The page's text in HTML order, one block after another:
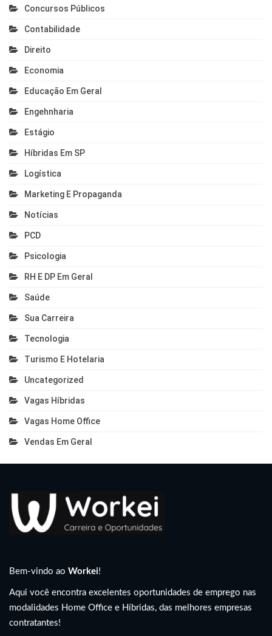
Concursos Públicos
Contabilidade
Direito
Economia
Educação Em Geral
Engehnharia
Estágio
Híbridas Em SP
Logística
Marketing E Propaganda
Notícias
PCD
Psicologia
RH E DP Em Geral
Saúde
Sua Carreira
Tecnologia
Turismo E Hotelaria
Uncategorized
Vagas Híbridas
Vagas Home Office
Vendas Em Geral
Bem-vindo ao Workei!
Aqui você encontra excelentes oportunidades de emprego nas
modalidades Home Office e Híbridas, das melhores empresas
contratantes!